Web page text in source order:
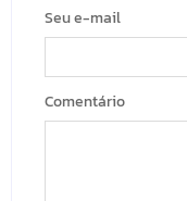
Seu e-mail
Comentário